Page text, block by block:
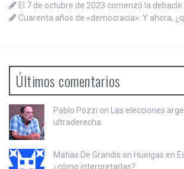
El 7 de octubre de 2023 comenzó la
Cuarenta años de «democracia»: Y ahora,
Últimos comentarios
Pablo Pozzi on Las elecciones
ultraderecha
Matias De Grandis on Huelgas en
¿cómo interpretarlas?